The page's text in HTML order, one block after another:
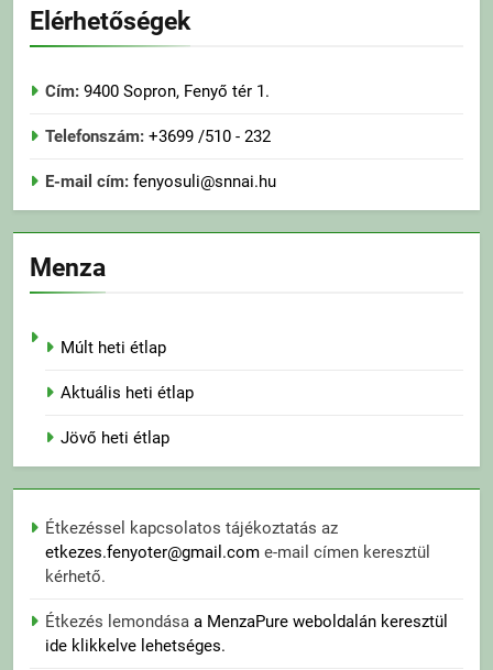
Elérhetőségek
Cím: 9400 Sopron, Fenyő tér 1.
Telefonszám: +3699 /510 - 232
E-mail cím: fenyosuli@snnai.hu
Menza
Múlt heti étlap
Aktuális heti étlap
Jövő heti étlap
Étkezéssel kapcsolatos tájékoztatás az
etkezes.fenyoter@gmail.com e-mail címen keresztül
kérhető.
Étkezés lemondása a MenzaPure weboldalán keresztül
ide klikkelve lehetséges.